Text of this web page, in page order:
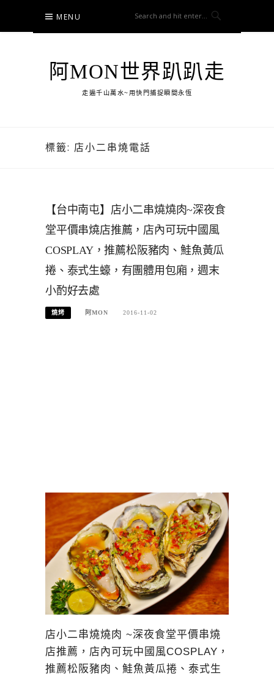
content
MENU
阿MON世界趴趴走
走遍千山萬水~用快門捕捉瞬間永恆
標籤: 店小二串燒電話
【台中南屯】店小二串燒燒肉~深夜食
堂平價串燒店推薦，店內可玩中國風
COSPLAY，推薦松阪豬肉、鮭魚黃瓜
捲、泰式生蠔，有團體用包廂，週末
小酌好去處
燒烤 阿MON 2016-11-02
店小二串燒燒肉 ~深夜食堂平價串燒
店推薦，店內可玩中國風COSPLAY，
推薦松阪豬肉、鮭魚黃瓜捲、泰式生